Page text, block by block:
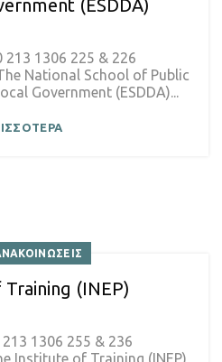
(ESDDA)
213 1306 225 & 226
National School of Public
Government (ESDDA)...
(INEP)
213 1306 255 & 236
Institute of Training (INEP)